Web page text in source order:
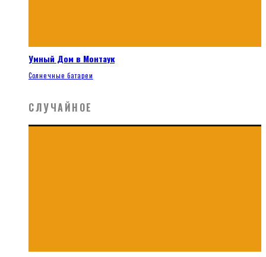
Умный Дом в Монтаук
Солнечные батареи
СЛУЧАЙНОЕ